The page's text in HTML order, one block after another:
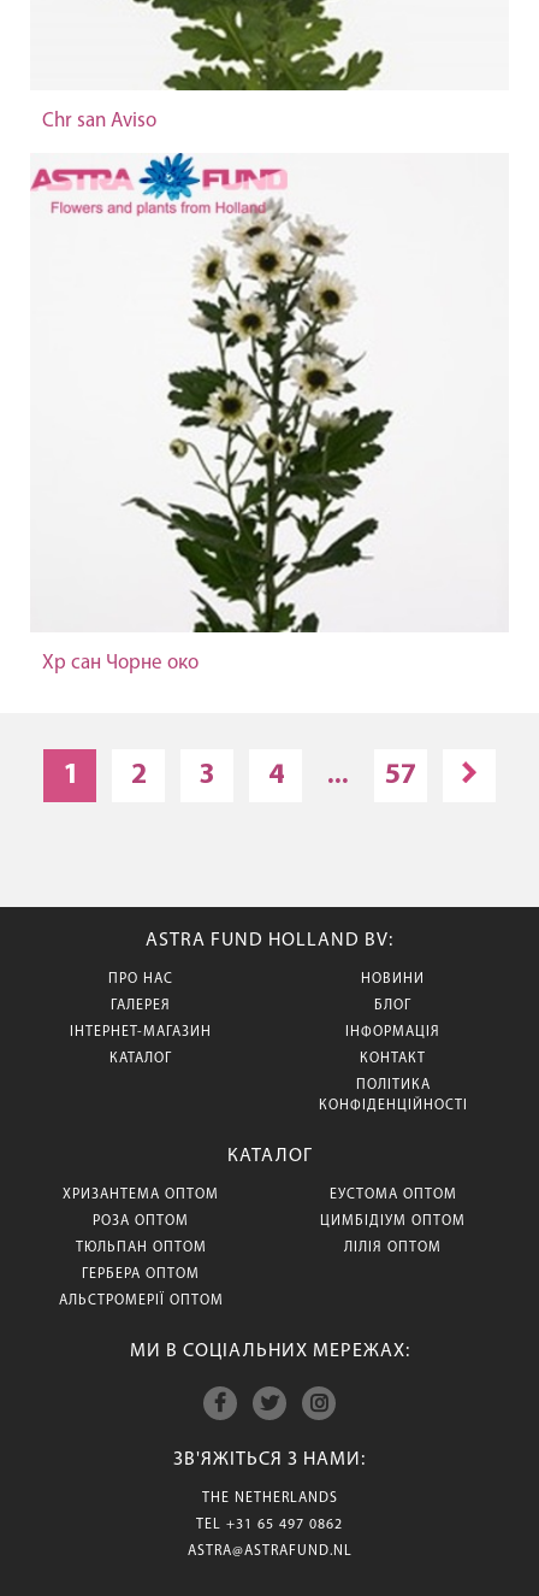
Chr san Aviso
Хр сан Чорне око
1 2 3 4 ... 57
ASTRA FUND HOLLAND BV:
ПРО НАС
ГАЛЕРЕЯ
ІНТЕРНЕТ-МАГАЗИН
КАТАЛОГ
НОВИНИ
БЛОГ
ІНФОРМАЦІЯ
КОНТАКТ
ПОЛІТИКА
КОНФІДЕНЦІЙНОСТІ
КАТАЛОГ
ХРИЗАНТЕМА ОПТОМ
РОЗА ОПТОМ
ТЮЛЬПАН ОПТОМ
ГЕРБЕРА ОПТОМ
АЛЬСТРОМЕРІЇ ОПТОМ
ЕУСТОМА ОПТОМ
ЦИМБІДІУМ ОПТОМ
ЛІЛІЯ ОПТОМ
МИ В СОЦІАЛЬНИХ МЕРЕЖАХ:
ЗВ'ЯЖІТЬСЯ З НАМИ:
THE NETHERLANDS
TEL +31 65 497 0862
ASTRA@ASTRAFUND.NL